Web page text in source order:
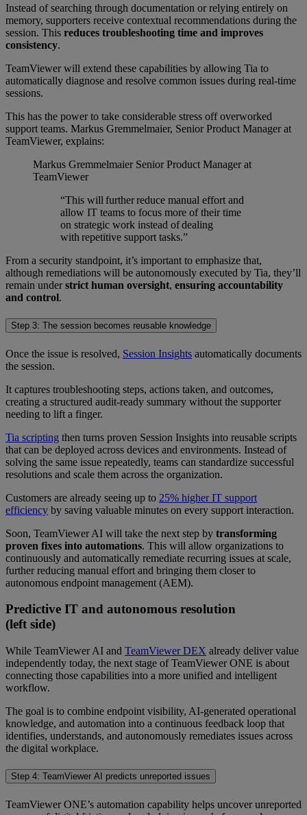
Instead of searching through documentation or relying entirely on
memory, supporters receive contextual recommendations during the
session. This reduces troubleshooting time and improves
consistency.
TeamViewer will extend these capabilities by allowing Tia to
automatically diagnose and resolve common issues during real-time
sessions.
This has the power to take considerable stress off overworked
support teams. Markus Gremmelmaier, Senior Product Manager at
TeamViewer, explains:
Markus Gremmelmaier Senior Product Manager at
TeamViewer
“This will further reduce manual effort and
allow IT teams to focus more of their time
on strategic work instead of dealing
with repetitive support tasks.”
From a security standpoint, it’s important to emphasize that,
although remediations will be autonomously executed by Tia, they’ll
remain understrict human oversight, ensuring accountability
and control.
Step 3: The session becomes reusable knowledge
Once the issue is resolved, Session Insights automatically documents
the session.
It captures troubleshooting steps, actions taken, and outcomes,
creating a structured audit-ready summary without the supporter
needing to lift a finger.
Tia scripting then turns proven Session Insights into reusable scripts
that can be deployed across devices and environments. Instead of
solving the same issue repeatedly, teams can standardize successful
resolutions and scale them across the organization.
Customers are already seeing up to 25% higher IT support
efficiency by saving valuable minutes on every support interaction.
Soon, TeamViewer AI will take the next step by transforming
proven fixes into automations. This will allow organizations to
continuously and automatically remediate recurring issues at scale,
further reducing manual effort and bringing them closer to
autonomous endpoint management (AEM).
Predictive IT and autonomous resolution
(left side)
While TeamViewer AI and TeamViewer DEX already deliver value
independently today, the next stage of TeamViewer ONE is about
connecting those capabilities into a more unified and intelligent
workflow.
The goal is to combine endpoint visibility, AI-generated operational
knowledge, and automation into a continuous feedback loop that
identifies, understands, and autonomously remediates issues across
the digital workplace.
Step 4: TeamViewer AI predicts unreported issues
TeamViewer ONE’s automation capability helps uncover unreported